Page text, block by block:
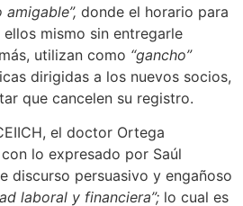
donde el horario para
mismo sin entregarle
utilizan como “gancho”
dirigidas a los nuevos socios,
que cancelen su registro.
el doctor Ortega
lo expresado por Saúl
discurso persuasivo y engañoso
laboral y financiera”; lo cual es